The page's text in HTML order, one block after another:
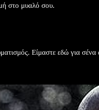
στο μυαλό σου.
Είμαστε εδώ για